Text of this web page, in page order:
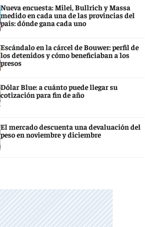
Nueva encuesta: Milei, Bullrich y Massa
medido en cada una de las provincias del
país: dónde gana cada uno
Escándalo en la cárcel de Bouwer: perfil de
los detenidos y cómo beneficiaban a los
presos
Dólar Blue: a cuánto puede llegar su
cotización para fin de año
El mercado descuenta una devaluación del
peso en noviembre y diciembre